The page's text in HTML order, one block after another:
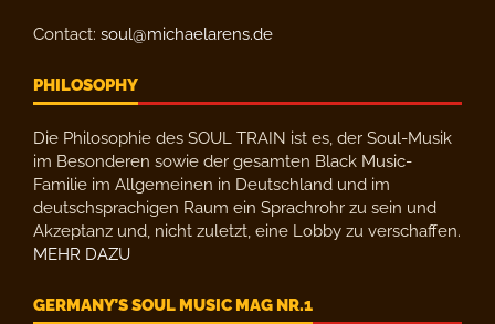
Contact: soul@michaelarens.de
PHILOSOPHY
Die Philosophie des SOUL TRAIN ist es, der Soul-Musik
im Besonderen sowie der gesamten Black Music-
Familie im Allgemeinen in Deutschland und im
deutschsprachigen Raum ein Sprachrohr zu sein und
Akzeptanz und, nicht zuletzt, eine Lobby zu verschaffen.
MEHR DAZU
GERMANY’S SOUL MUSIC MAG NR.1